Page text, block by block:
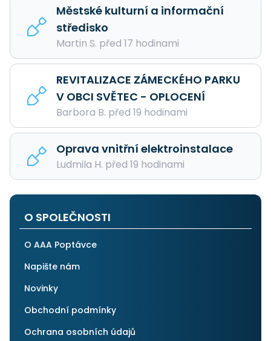
Městské kulturní a informační
středisko
Martin S. před 17 hodinami
REVITALIZACE ZÁMECKÉHO PARKU
V OBCI SVĚTEC - OPLOCENÍ
Barbora B. před 19 hodinami
Oprava vnitřní elektroinstalace
Ludmila H. před 19 hodinami
O SPOLEČNOSTI
O AAA Poptávce
Napište nám
Novinky
Obchodní podmínky
Ochrana osobních údajů